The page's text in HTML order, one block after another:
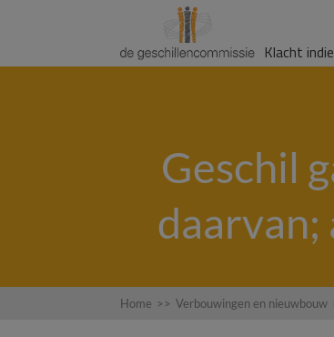
Klacht
Geschil
Home >> Verbouwingen en nieuwbouw